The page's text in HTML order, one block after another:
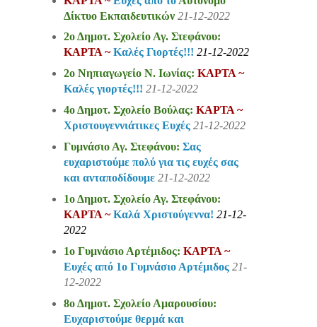
Δίκτυο Εκπαιδευτικών 21-12-2022
2ο Δημοτ. Σχολείο Αγ. Στεφάνου:
ΚΑΡΤΑ ~Kαλές Γιορτές!!! 21-12-2022
2ο Νηπιαγωγείο Ν. Ιωνίας: ΚΑΡΤΑ ~
Καλές γιορτές!!! 21-12-2022
4ο Δημοτ. Σχολείο Βούλας: ΚΑΡΤΑ ~
Χριστουγεννιάτικες Ευχές 21-12-2022
Γυμνάσιο Αγ. Στεφάνου: Σας
ευχαριστούμε πολύ για τις ευχές σας
και ανταποδίδουμε 21-12-2022
1ο Δημοτ. Σχολείο Αγ. Στεφάνου:
ΚΑΡΤΑ ~Καλά Χριστούγεννα! 21-12-
2022
1ο Γυμνάσιο Αρτέμιδος: ΚΑΡΤΑ ~
Ευχές από 1ο Γυμνάσιο Αρτέμιδος 21-
12-2022
8ο Δημοτ. Σχολείο Αμαρουσίου:
Ευχαριστούμε θερμά και